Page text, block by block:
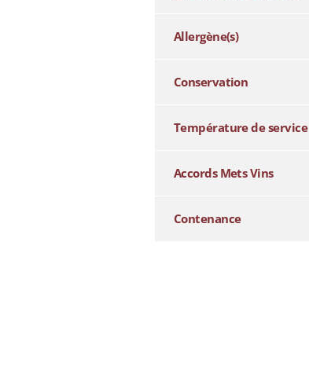
Allergène(s)
Conservation
Température de service
Accords Mets Vins
Contenance